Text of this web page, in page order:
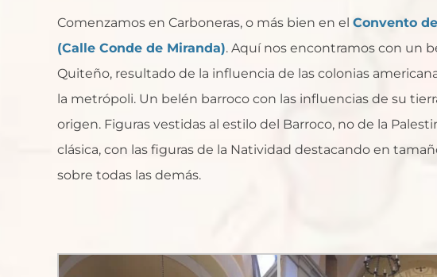
Comenzamos en Carboneras, o más bien en el Convento
(Calle Conde de Miranda). Aquí nos encontramos con un
Quiteño, resultado de la influencia de las colonias
la metrópoli. Un belén barroco con las influencias de su
origen. Figuras vestidas al estilo del Barroco, no de la
clásica, con las figuras de la Natividad destacando en
sobre todas las demás.